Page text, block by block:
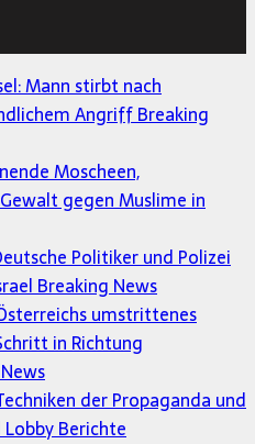
Mann stirbt nach
AngriffBreaking
Moscheen,
gegen Muslime in
Politiker und Polizei
Breaking News
umstrittenes
in Richtung
der Propaganda und
Berichte